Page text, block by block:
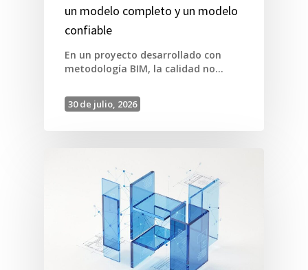
un modelo completo y un modelo
confiable
En un proyecto desarrollado con
metodología BIM, la calidad no…
30 de julio, 2026